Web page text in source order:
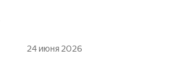
24 июня 2026